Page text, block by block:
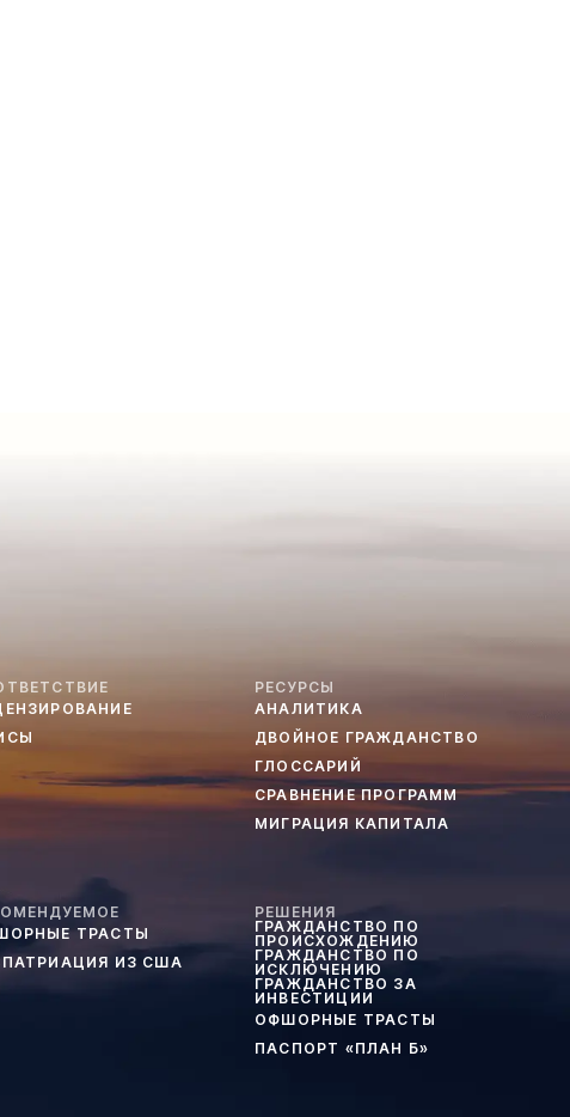
РЕСУРСЫ
АНАЛИТИКА
ДВОЙНОЕ ГРАЖДАНСТВО
ГЛОССАРИЙ
СРАВНЕНИЕ ПРОГРАММ
МИГРАЦИЯ КАПИТАЛА
ТРАСТЫ
ИЗ США
РЕШЕНИЯ
ГРАЖДАНСТВО ПО
ПРОИСХОЖДЕНИЮ
ГРАЖДАНСТВО ПО
ИСКЛЮЧЕНИЮ
ГРАЖДАНСТВО ЗА
ИНВЕСТИЦИИ
ОФШОРНЫЕ ТРАСТЫ
ПАСПОРТ «ПЛАН Б»